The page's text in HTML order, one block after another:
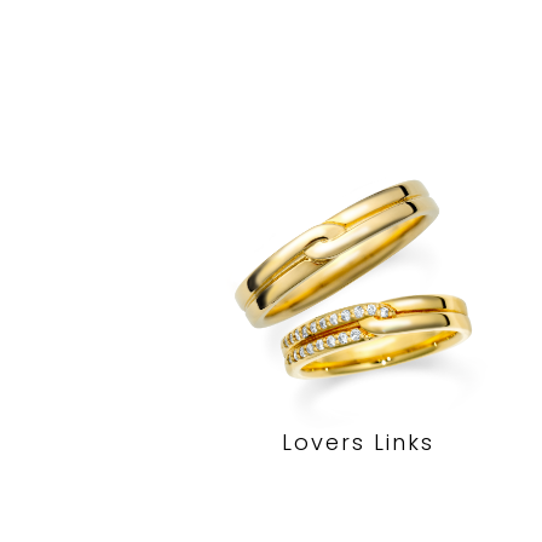
Lovers Links